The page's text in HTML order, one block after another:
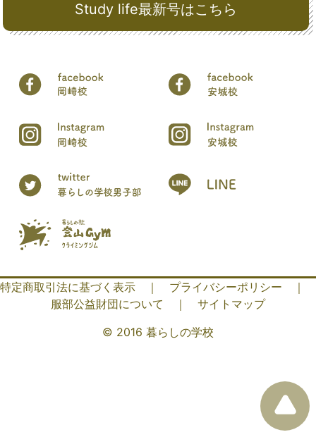
Study life最新号はこちら
特定商取引法に基づく表示 ｜ プライバシーポリシー
｜
服部公益財団について
｜
サイトマップ
© 2016 暮らしの学校